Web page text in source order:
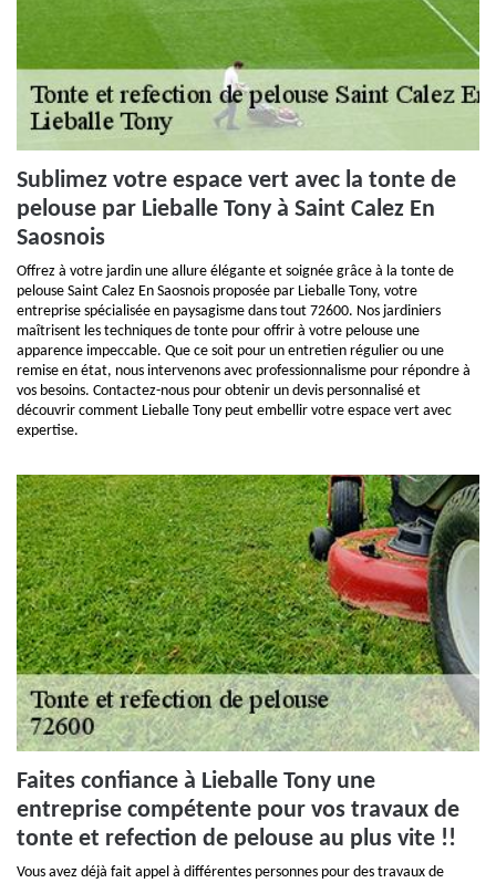
Sublimez votre espace vert avec la tonte de
pelouse par Lieballe Tony à Saint Calez En
Saosnois
Offrez à votre jardin une allure élégante et soignée grâce à la tonte de
pelouse Saint Calez En Saosnois proposée par Lieballe Tony, votre
entreprise spécialisée en paysagisme dans tout 72600. Nos jardiniers
maîtrisent les techniques de tonte pour offrir à votre pelouse une
apparence impeccable. Que ce soit pour un entretien régulier ou une
remise en état, nous intervenons avec professionnalisme pour répondre à
vos besoins. Contactez-nous pour obtenir un devis personnalisé et
découvrir comment Lieballe Tony peut embellir votre espace vert avec
expertise.
Faites confiance à Lieballe Tony une
entreprise compétente pour vos travaux de
tonte et refection de pelouse au plus vite !!
Vous avez déjà fait appel à différentes personnes pour des travaux de